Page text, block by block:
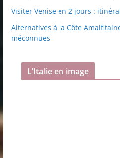
Visiter Venise en 2 jours :
Alternatives à la Côte
méconnues
L’Italie en image